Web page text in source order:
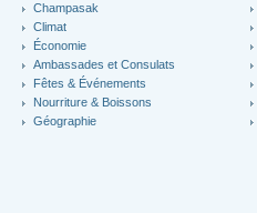
Champasak
Climat
Économie
Ambassades et Consulats
Fêtes & Événements
Nourriture & Boissons
Géographie